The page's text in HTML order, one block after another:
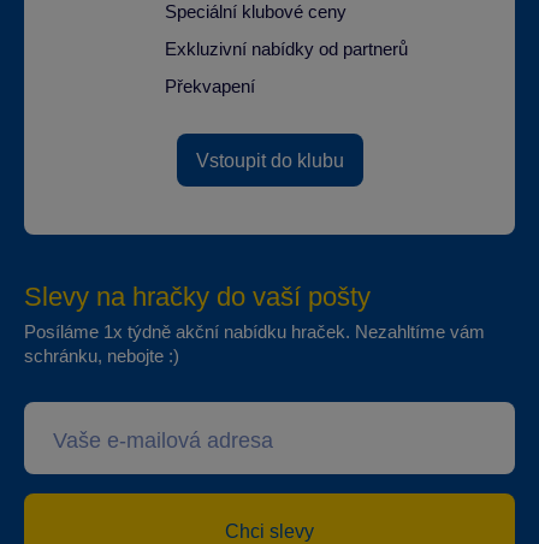
Speciální klubové ceny
Exkluzivní nabídky od partnerů
Překvapení
Vstoupit do klubu
Slevy na hračky do vaší pošty
Posíláme 1x týdně akční nabídku hraček. Nezahltíme vám
schránku, nebojte :)
Chci slevy